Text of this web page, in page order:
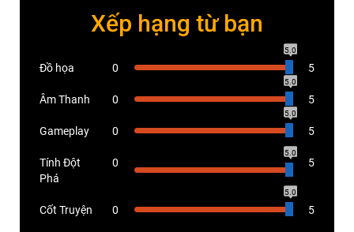
Xếp hạng từ bạn
Đồ họa 0
5.0
5
Âm Thanh 0
5.0
5
Gameplay 0
5.0
5
Tính Đột
Phá
0
5.0
5
Cốt Truyện 0
5.0
5